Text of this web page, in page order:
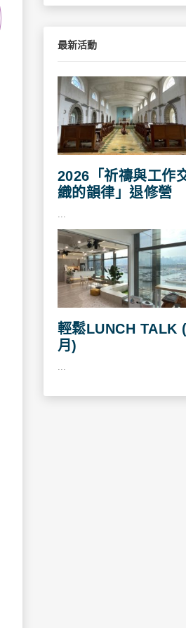
最新活動
2026「祈禱與工作
織的韻律」退修營
輕鬆LUNCH TALK
月)